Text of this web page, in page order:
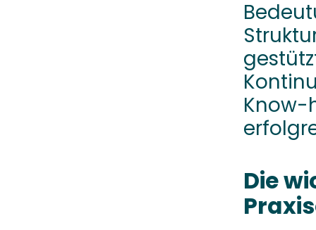
Know-
Die